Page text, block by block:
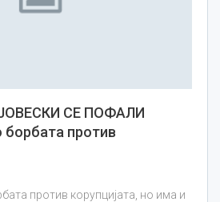
СЕ ПОФАЛИ
против
против корупцијата, но има и